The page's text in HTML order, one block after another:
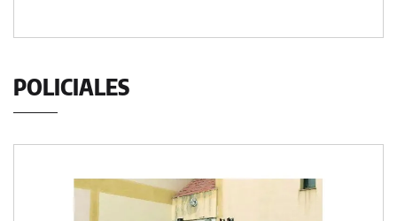
POLICIALES